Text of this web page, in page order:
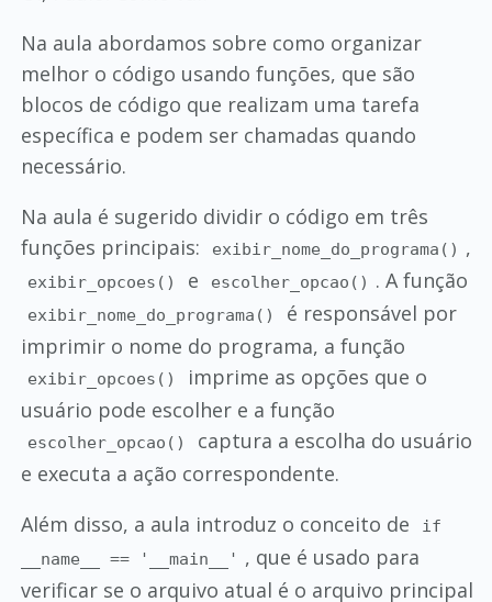
Na aula abordamos sobre como organizar
melhor o código usando funções, que são
blocos de código que realizam uma tarefa
específica e podem ser chamadas quando
necessário.
Na aula é sugerido dividir o código em três
funções principais:
exibir_nome_do_programa() ,
exibir_opcoes() e escolher_opcao() . A função
exibir_nome_do_programa()
é responsável por
imprimir o nome do programa, a função
exibir_opcoes()
imprime as opções que o
usuário pode escolher e a função
escolher_opcao()
captura a escolha do usuário
e executa a ação correspondente.
Além disso, a aula introduz o conceito de
if
__name__ == '__main__' , que é usado para
verificar se o arquivo atual é o arquivo principal